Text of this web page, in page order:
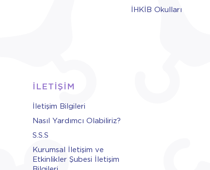
İHKİB Okulları
İLETİŞİM
İletişim Bilgileri
Nasıl Yardımcı Olabiliriz?
S.S.S
Kurumsal İletişim ve
Etkinlikler Şubesi İletişim